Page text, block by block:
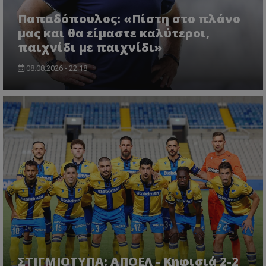
Παπαδόπουλος: «Πίστη στο πλάνο
μας και θα είμαστε καλύτεροι,
παιχνίδι με παιχνίδι»
08.08.2026 - 22:18
ΣΤΙΓΜΙΟΤΥΠΑ: ΑΠΟΕΛ - Κηφισιά 2-2